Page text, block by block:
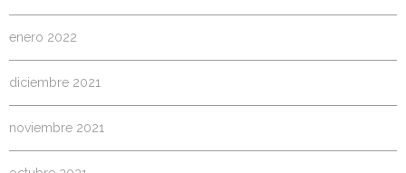
enero 2022
diciembre 2021
noviembre 2021